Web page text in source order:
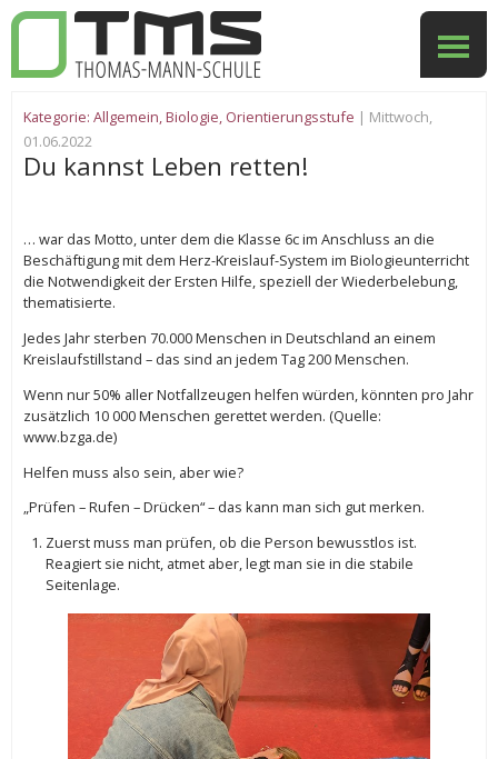
Kategorie: Allgemein,Biologie, Orientierungsstufe | Mittwoch,
01.06.2022
Du kannst Leben retten!
… war das Motto, unter dem die Klasse 6c im Anschluss an die
Beschäftigung mit dem Herz-Kreislauf-System im Biologieunterricht
die Notwendigkeit der Ersten Hilfe, speziell der Wiederbelebung,
thematisierte.
Jedes Jahr sterben 70.000 Menschen in Deutschland an einem
Kreislaufstillstand – das sind an jedem Tag 200 Menschen.
Wenn nur 50% aller Notfallzeugen helfen würden, könnten pro Jahr
zusätzlich 10 000 Menschen gerettet werden. (Quelle:
www.bzga.de)
Helfen muss also sein, aber wie?
„Prüfen – Rufen – Drücken“ – das kann man sich gut merken.
Zuerst muss man prüfen, ob die Person bewusstlos ist.
Reagiert sie nicht, atmet aber, legt man sie in die stabile
Seitenlage.